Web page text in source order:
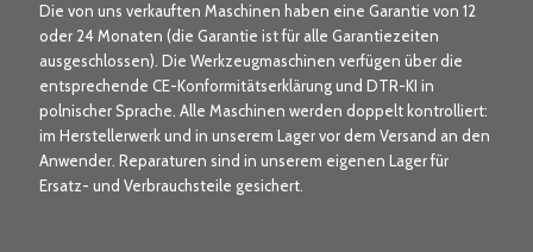
Die von uns verkauften Maschinen haben eine Garantie von 12
oder 24 Monaten (die Garantie ist für alle Garantiezeiten
ausgeschlossen). Die Werkzeugmaschinen verfügen über die
entsprechende CE-Konformitätserklärung und DTR-KI in
polnischer Sprache. Alle Maschinen werden doppelt kontrolliert:
im Herstellerwerk und in unserem Lager vor dem Versand an den
Anwender. Reparaturen sind in unserem eigenen Lager für
Ersatz- und Verbrauchsteile gesichert.